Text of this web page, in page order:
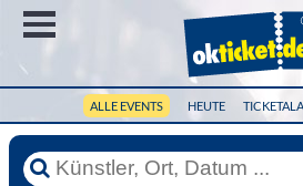
ALLE EVENTS HEUTE